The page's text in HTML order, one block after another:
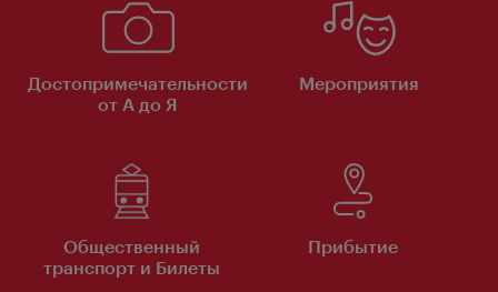
Достопримечательности
от А до Я
Мероприятия
Общественный
транспорт и Билеты
Прибытие